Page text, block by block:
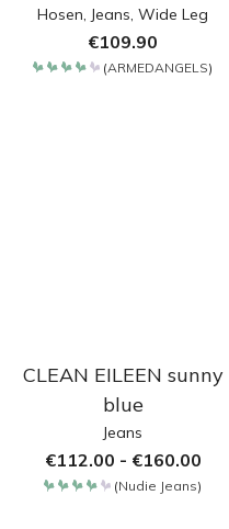
Hosen, Jeans, Wide Leg
€109.90
(ARMEDANGELS)
CLEAN EILEEN sunny
blue
Jeans
€112.00 - €160.00
(Nudie Jeans)